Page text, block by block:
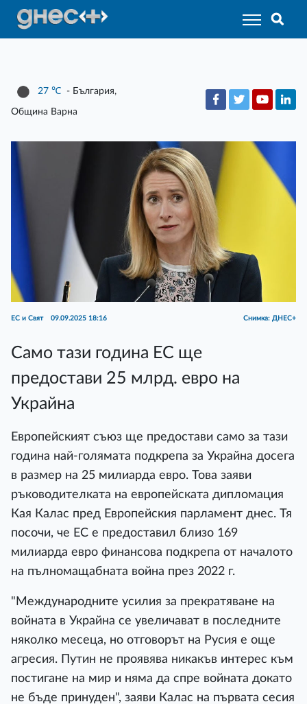
27 ℃ - България,
Община Варна
ЕС и Свят 09.09.2025 18:16 Снимка: ДНЕС+
Само тази година ЕС ще
предостави 25 млрд. евро на
Украйна
Европейският съюз ще предостави само за тази
година най-голямата подкрепа за Украйна досега
в размер на 25 милиарда евро. Това заяви
ръководителката на европейската дипломация
Кая Калас пред Европейския парламент днес. Тя
посочи, че ЕС е предоставил близо 169
милиарда евро финансова подкрепа от началото
на пълномащабната война през 2022 г.
"Международните усилия за прекратяване на
войната в Украйна се увеличават в последните
няколко месеца, но отговорът на Русия е още
агресия. Путин не проявява никакъв интерес към
постигане на мир и няма да спре войната докато
не бъде принуден", заяви Калас на първата сесия